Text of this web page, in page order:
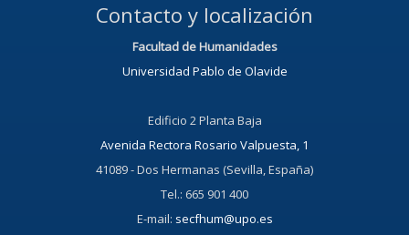
Contacto y localización
Facultad de Humanidades
Universidad Pablo de Olavide
Edificio 2 Planta Baja
Avenida Rectora Rosario Valpuesta, 1
41089 - Dos Hermanas (Sevilla, España)
Tel.: 665 901 400
E-mail: secfhum@upo.es